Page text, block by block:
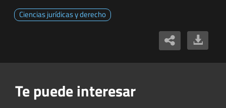
Ciencias jurídicas y derecho
Te puede interesar